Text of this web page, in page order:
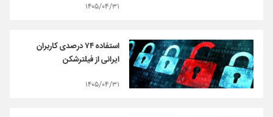
۱۴۰۵/۰۴/۳۱
استفاده ۷۴ درصدی کاربران
ایرانی از فیلترشکن
۱۴۰۵/۰۴/۳۱